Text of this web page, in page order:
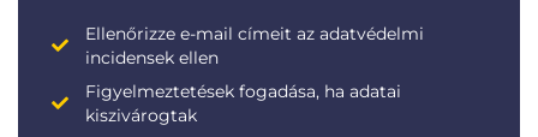
Ellenőrizze e-mail címeit az adatvédelmi
incidensek ellen
Figyelmeztetések fogadása, ha adatai
kiszivárogtak